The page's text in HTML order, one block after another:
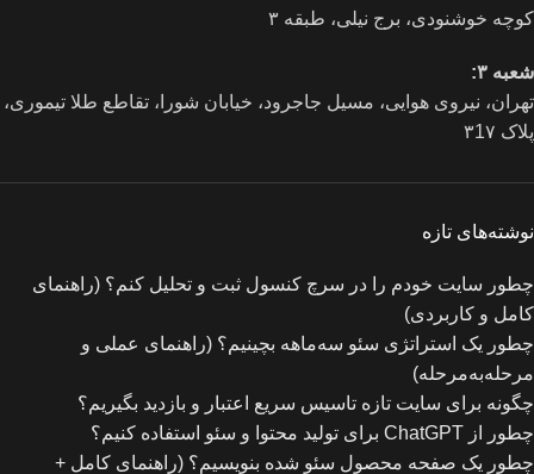
کوچه خوشنودی، برج نیلی، طبقه ۳
شعبه ۳:
تهران، نیروی هوایی، مسیل جاجرود، خیابان شورا، تقاطع طلا تیموری،
پلاک ۳1۷
نوشته‌های تازه
چطور سایت خودم را در سرچ کنسول ثبت و تحلیل کنم؟ (راهنمای
کامل و کاربردی)
چطور یک استراتژی سئو سه‌ماهه بچینیم؟ (راهنمای عملی و
مرحله‌به‌مرحله)
چگونه برای سایت تازه‌ تاسیس سریع اعتبار و بازدید بگیریم؟
چطور از ChatGPT برای تولید محتوا و سئو استفاده کنیم؟
چطور یک صفحه محصول سئو شده بنویسیم؟ (راهنمای کامل +